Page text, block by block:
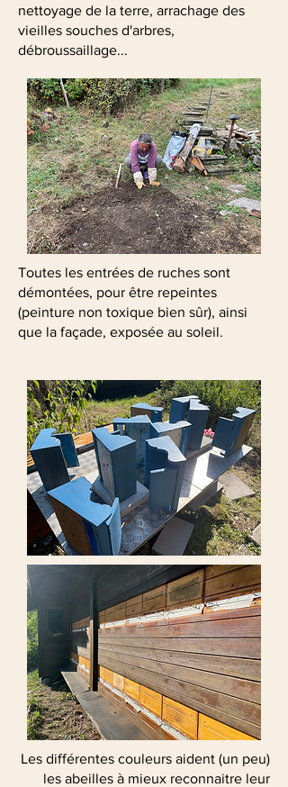
nettoyage de la terre, arrachage des
vieilles souches d'arbres,
débroussaillage...
Toutes les entrées de ruches sont
démontées, pour être repeintes
(peinture non toxique bien sûr), ainsi
que la façade, exposée au soleil.
Les différentes couleurs aident (un peu)
les abeilles à mieux reconnaitre leur